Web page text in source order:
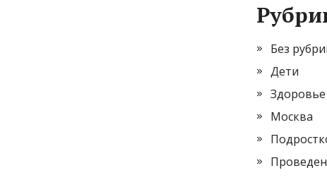
Без
Дети
Здоровье
Москва